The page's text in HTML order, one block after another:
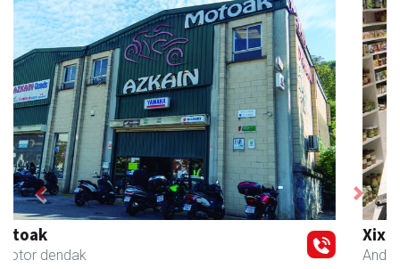
Xixori belar-denda
Andoain - Belar-denda
Previous Next